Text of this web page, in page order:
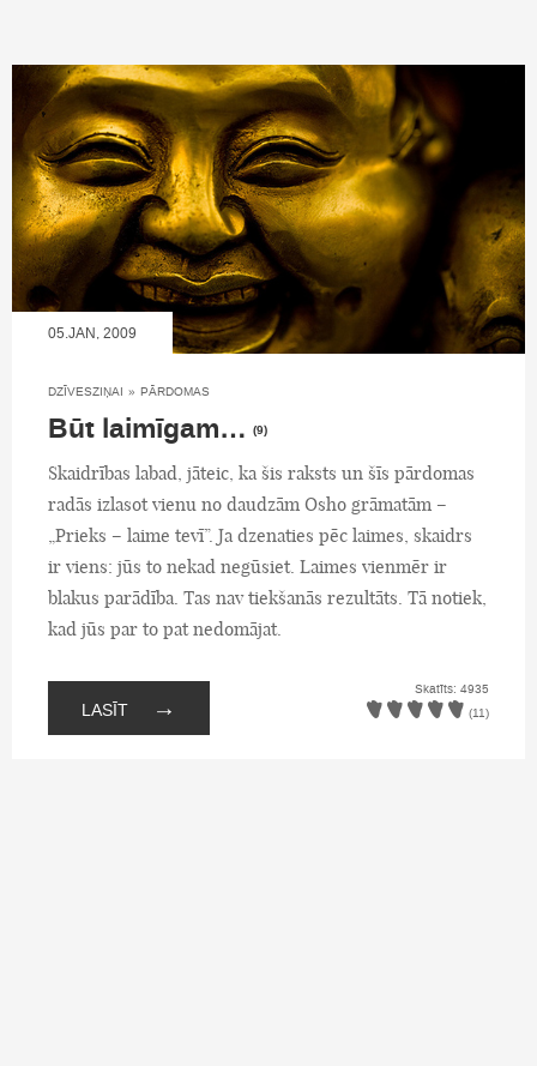
05.JAN, 2009
DZĪVESZIŅAI » PĀRDOMAS
Būt laimīgam… (9)
Skaidrības labad, jāteic, ka šis raksts un šīs pārdomas
radās izlasot vienu no daudzām Osho grāmatām –
„Prieks – laime tevī”. Ja dzenaties pēc laimes, skaidrs
ir viens: jūs to nekad negūsiet. Laimes vienmēr ir
blakus parādība. Tas nav tiekšanās rezultāts. Tā notiek,
kad jūs par to pat nedomājat.
LASĪT →
Skatīts: 4935
(11)